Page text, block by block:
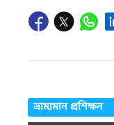
ভ্রাম্যমান প্রশিক্ষন